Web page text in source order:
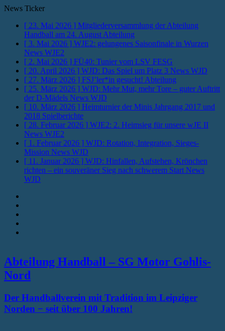
News Ticker
[ 23. Mai 2026 ] Mitgliederversammlung der Abteilung
Handball am 24. August Abteilung
[ 3. Mai 2026 ] WJE2: gelungenes Saisonfinale in Wurzen
News WJE2
[ 2. Mai 2026 ] FÜ40: Tunier vom LSV FESG
[ 20. April 2026 ] WJD: Das Spiel um Platz 3 News WJD
[ 27. März 2026 ] FSJ’ler*in gesucht! Abteilung
[ 25. März 2026 ] WJD: Mehr Mut, mehr Tore – guter Auftritt
der D-Mädels News WJD
[ 10. März 2026 ] Heimturnier der Minis Jahrgang 2017 und
2018 Spielberichte
[ 28. Februar 2026 ] WJE2: 2. Heimsieg für unsere wJE II
News WJE2
[ 1. Februar 2026 ] WJD: Rotation, Integration, Sieges-
Mission News WJD
[ 11. Januar 2026 ] WJD: Hinfallen, Aufstehen, Krönchen
richten – ein souveräner Sieg nach schwerem Start News
WJD
Abteilung Handball – SG Motor Gohlis-
Nord
Der Handballverein mit Tradition im Leipziger
Norden − seit über 100 Jahren!